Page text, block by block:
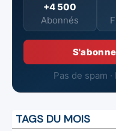
+4 500
Abonnés
Pas de spam
TAGS DU MOIS